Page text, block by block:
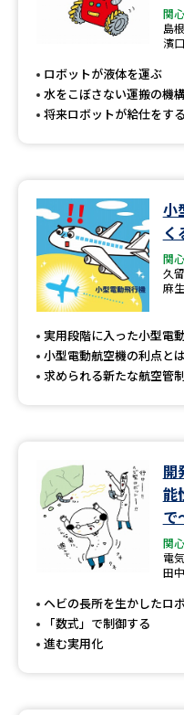
関
島
濱
ロボットが液体を運ぶ
水をこぼさない運搬の機
将来ロボットが給仕をす
小
く
関
久
麻
実用段階に入った小型電
小型電動航空機の利点とは
求められる新たな航空管
開
能
で
関
電
田
ヘビの長所を生かしたロ
「数式」で制御する
進む実用化